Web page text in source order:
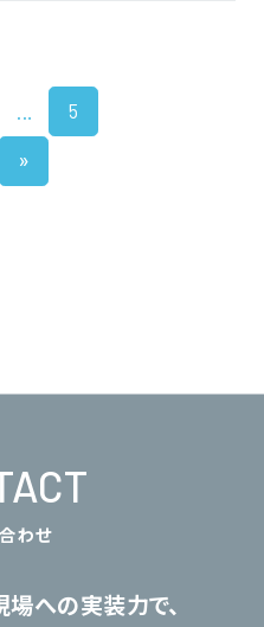
… 5
»
わせ
場への実装力で、